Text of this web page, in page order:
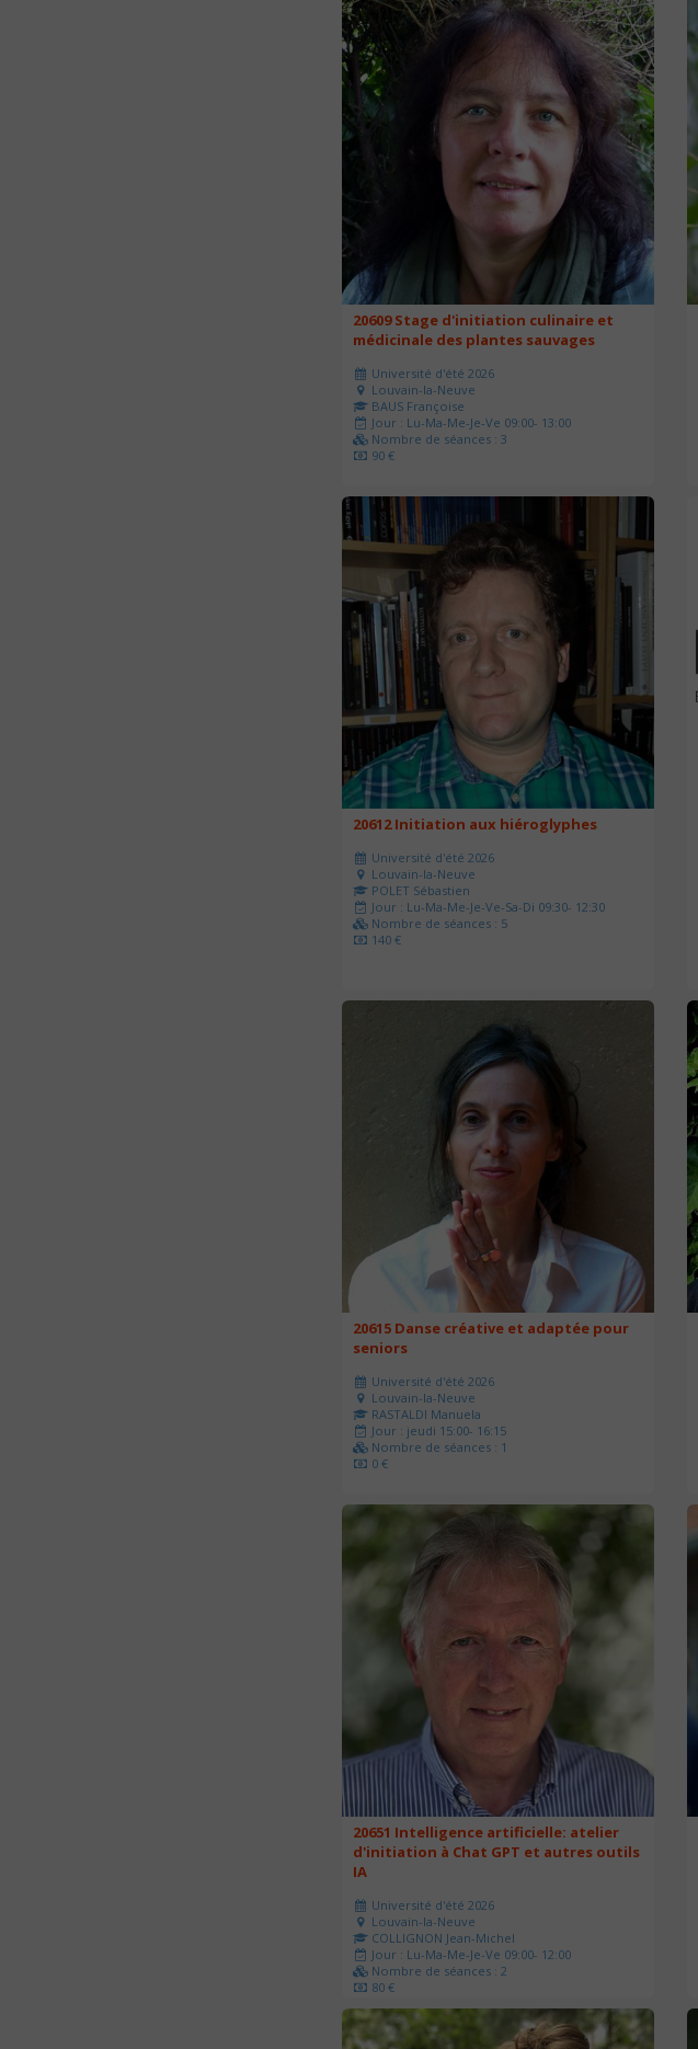
20609 Stage d'initiation culinaire et
médicinale des plantes sauvages
Université d'été 2026
Louvain-la-Neuve
BAUS Françoise
Jour : Lu-Ma-Me-Je-Ve 09:00- 13:00
Nombre de séances : 3
90 €
20612 Initiation aux hiéroglyphes
Université d'été 2026
Louvain-la-Neuve
POLET Sébastien
Jour : Lu-Ma-Me-Je-Ve-Sa-Di 09:30- 12:30
Nombre de séances : 5
140 €
20615 Danse créative et adaptée pour
seniors
Université d'été 2026
Louvain-la-Neuve
RASTALDI Manuela
Jour : jeudi 15:00- 16:15
Nombre de séances : 1
0 €
20651 Intelligence artificielle: atelier
d'initiation à Chat GPT et autres outils
IA
Université d'été 2026
Louvain-la-Neuve
COLLIGNON Jean-Michel
Jour : Lu-Ma-Me-Je-Ve 09:00- 12:00
Nombre de séances : 2
80 €